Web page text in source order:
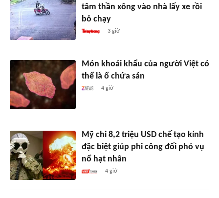
tâm thần xông vào nhà lấy xe rồi
bỏ chạy
3 giờ
Món khoái khẩu của người Việt có
thể là ổ chứa sán
4 giờ
Mỹ chi 8,2 triệu USD chế tạo kính
đặc biệt giúp phi công đối phó vụ
nổ hạt nhân
4 giờ